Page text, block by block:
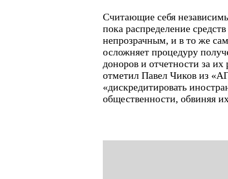
Считающие себя
пока распределение
непрозрачным, и в то же
осложняет процедуру
доноров и отчетности за их
отметил Павел Чиков из
«дискредитировать
общественности, обвиняя